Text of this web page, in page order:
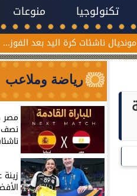
تكنولوجيا منوعات
خطوبة اليد بعد الفوز...
رياضة وملاعب
مصر
نصف